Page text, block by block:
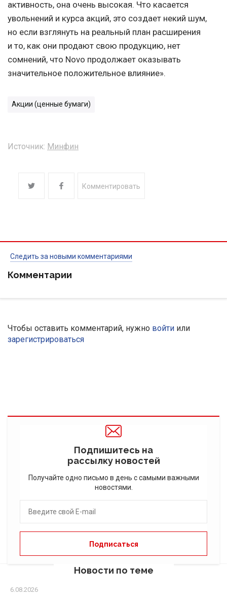
активность, она очень высокая. Что касается
увольнений и курса акций, это создает некий шум,
но если взглянуть на реальный план расширения
и то, как они продают свою продукцию, нет
сомнений, что Novo продолжает оказывать
значительное положительное влияние».
Акции (ценные бумаги)
Источник: Минфин
Комментировать
Следить за новыми комментариями
Комментарии
Чтобы оставить комментарий, нужно войти или
зарегистрироваться
Подпишитесь на
рассылку новостей
Получайте одно письмо в день с самыми важными
новостями.
Новости по теме
6.08.2026